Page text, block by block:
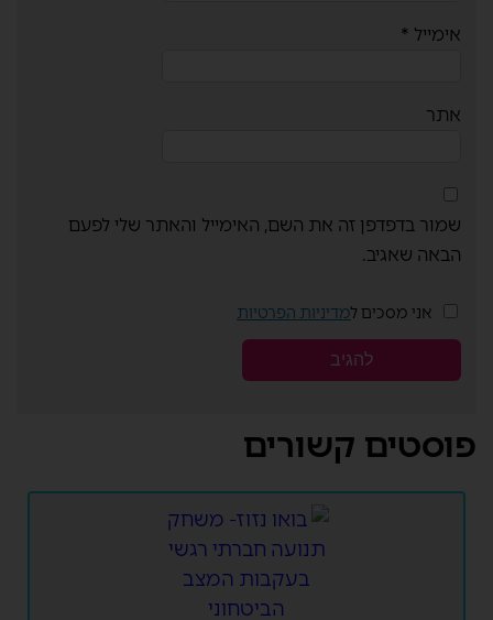
אימייל *
אתר
שמור בדפדפן זה את השם, האימייל והאתר שלי לפעם
הבאה שאגיב.
אני מסכים למדיניות הפרטיות
פוסטים קשורים